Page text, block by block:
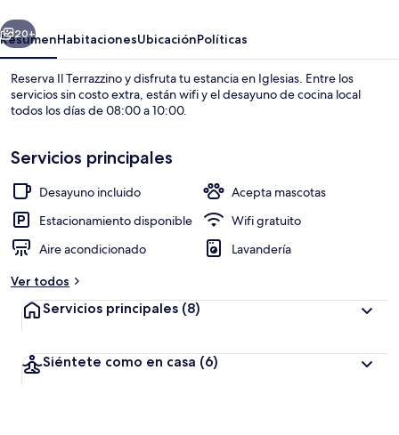
Exterior
Siguiente
20+
ResumenHabitacionesUbicaciónPolíticas
Reserva Il Terrazzino y disfruta tu estancia en Iglesias. Entre los
servicios sin costo extra, están wifi y el desayuno de cocina local
todos los días de 08:00 a 10:00.
Servicios principales
Desayuno incluido
Acepta mascotas
Estacionamiento disponible
Wifi gratuito
Aire acondicionado
Lavandería
Ver todos
Servicios principales (8)
Siéntete como en casa (6)